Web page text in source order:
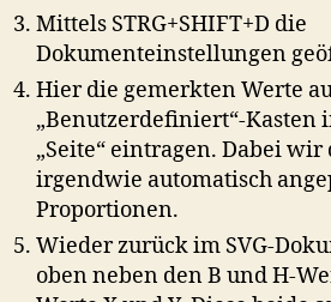
Mittels STRG+SHIFT+D die
Dokumenteinstellungen
Hier die gemerkten Werte
„Benutzerdefiniert“-Kasten
„Seite“ eintragen. Dabei
irgendwie automatisch
Proportionen.
Wieder zurück im SVG-
oben neben den B und H-